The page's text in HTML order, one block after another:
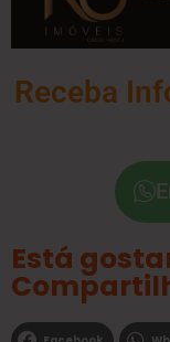
Receba
Está